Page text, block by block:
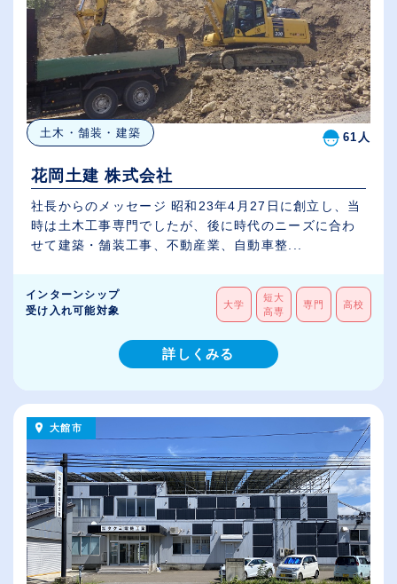
土木・舗装・建築 61人
花岡土建 株式会社
社長からのメッセージ 昭和23年4月27日に創立し、当
時は土木工事専門でしたが、後に時代のニーズに合わ
せて建築・舗装工事、不動産業、自動車整...
インターンシップ
受け入れ可能対象
大学
短大
高専
専門 高校
詳しくみる
大館市